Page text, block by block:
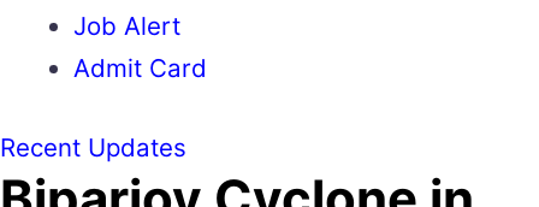
Job Alert
Admit Card
Recent Updates